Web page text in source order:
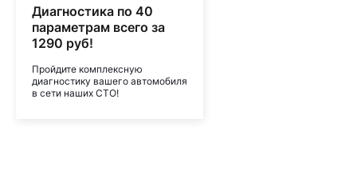
Диагностика по 40
параметрам всего за
1290 руб!
Пройдите комплексную
диагностику вашего автомобиля
в сети наших СТО!